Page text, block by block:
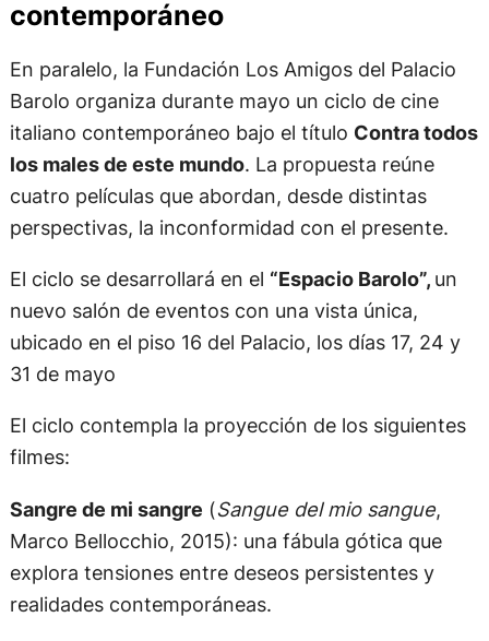
contemporáneo
En paralelo, la Fundación Los Amigos del Palacio
Barolo organiza durante mayo un ciclo de cine
italiano contemporáneo bajo el título Contra todos
los males de este mundo. La propuesta reúne
cuatro películas que abordan, desde distintas
perspectivas, la inconformidad con el presente.
El ciclo se desarrollará en el “Espacio Barolo”, un
nuevo salón de eventos con una vista única,
ubicado en el piso 16 del Palacio, los días 17, 24 y
31 de mayo
El ciclo contempla la proyección de los siguientes
filmes:
Sangre de mi sangre (Sangue del mio sangue,
Marco Bellocchio, 2015): una fábula gótica que
explora tensiones entre deseos persistentes y
realidades contemporáneas.